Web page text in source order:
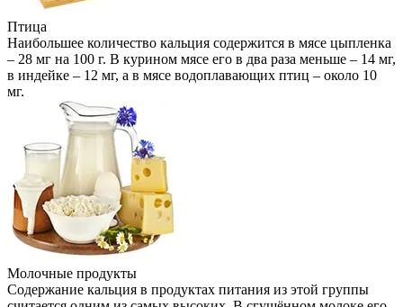
Птица
Наибольшее количество кальция содержится в мясе цыпленка
– 28 мг на 100 г. В курином мясе его в два раза меньше – 14 мг,
в индейке – 12 мг, а в мясе водоплавающих птиц – около 10
мг.
Молочные продукты
Содержание кальция в продуктах питания из этой группы